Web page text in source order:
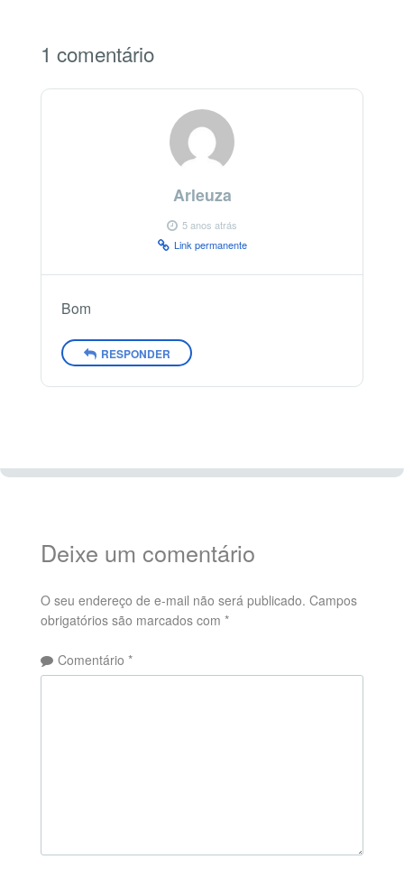
1 comentário
Arleuza
5 anos atrás
Link permanente
Bom
RESPONDER
Deixe um comentário
O seu endereço de e-mail não será publicado. Campos
obrigatórios são marcados com *
Comentário *